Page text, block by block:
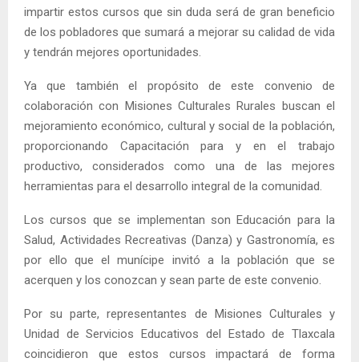
impartir estos cursos que sin duda será de gran beneficio
de los pobladores que sumará a mejorar su calidad de vida
y tendrán mejores oportunidades.
Ya que también el propósito de este convenio de
colaboración con Misiones Culturales Rurales buscan el
mejoramiento económico, cultural y social de la población,
proporcionando Capacitación para y en el trabajo
productivo, considerados como una de las mejores
herramientas para el desarrollo integral de la comunidad.
Los cursos que se implementan son Educación para la
Salud, Actividades Recreativas (Danza) y Gastronomía, es
por ello que el munícipe invitó a la población que se
acerquen y los conozcan y sean parte de este convenio.
Por su parte, representantes de Misiones Culturales y
Unidad de Servicios Educativos del Estado de Tlaxcala
coincidieron que estos cursos impactará de forma